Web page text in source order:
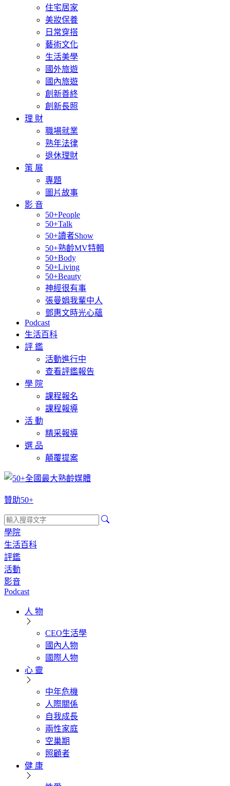
住宅居家
美妝保養
日常穿搭
藝術文化
生活美學
國外旅遊
國內旅遊
創新善終
創新長照
理 財
職場就業
熟年法律
退休理財
策 展
專題
圖片故事
影 音
50+People
50+Talk
50+讀者Show
50+熟齡MV特輯
50+Body
50+Living
50+Beauty
神經很有事
張曼娟我輩中人
鄧惠文時光心蘊
Podcast
生活百科
評 鑑
活動進行中
查看評鑑報告
學 院
課程報名
課程報導
活 動
精采報導
選 品
顛覆提案
贊助50+
學院
生活百科
評鑑
活動
影音
Podcast
人 物
CEO生活學
國內人物
國際人物
心 靈
中年危機
人際關係
自我成長
兩性家庭
空巢期
照顧者
健 康